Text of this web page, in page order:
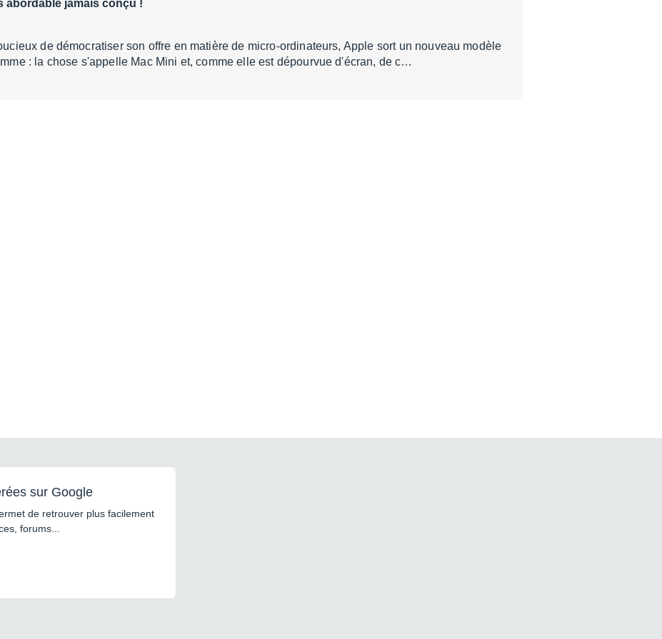
abordable jamais conçu !
de démocratiser son offre en matière de micro-ordinateurs, Apple sort un nouveau modèle
: la chose s'appelle Mac Mini et, comme elle est dépourvue d'écran, de c…
sur Google
de retrouver plus facilement
forums...